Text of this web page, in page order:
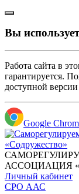
Вы
Работа сайта в
гарантируется.
доступной
Google
АССОЦИАЦИЯ
Личный кабинет
СРО ААС